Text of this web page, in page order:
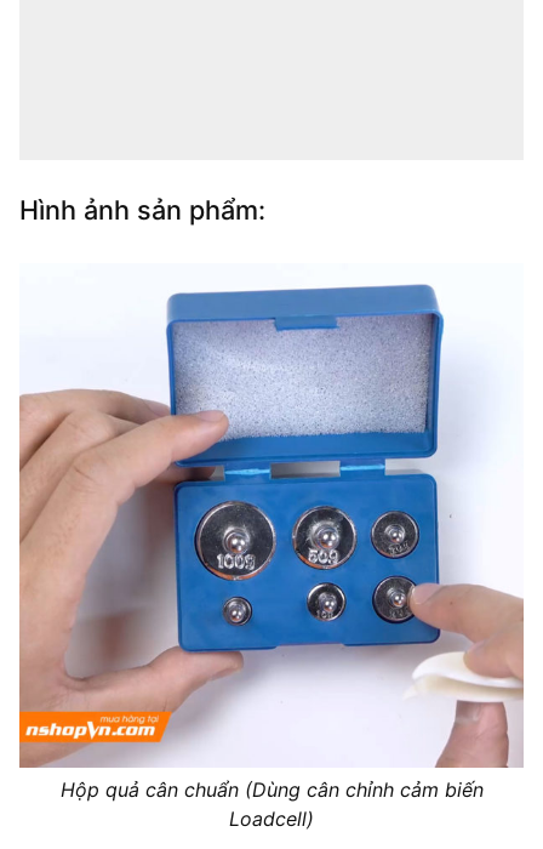
Hình ảnh sản phẩm:
Hộp quả cân chuẩn (Dùng cân chỉnh cảm biến
Loadcell)